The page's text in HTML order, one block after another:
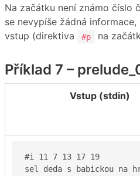
Na začátku není známo číslo
se nevypíše žádná
vstup (direktiva
#p na
Příklad 7 –
Vstup (stdin)
#i 11 7 13 17 19
sel deda s babickou na